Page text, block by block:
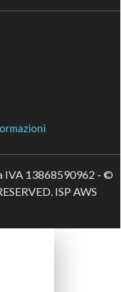
IVA 13868590962 - ©
ISP AWS